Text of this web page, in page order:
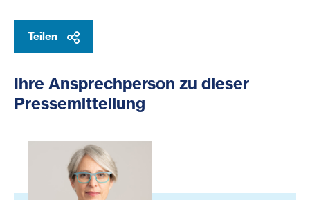
Teilen
Ihre Ansprechperson zu dieser
Pressemitteilung